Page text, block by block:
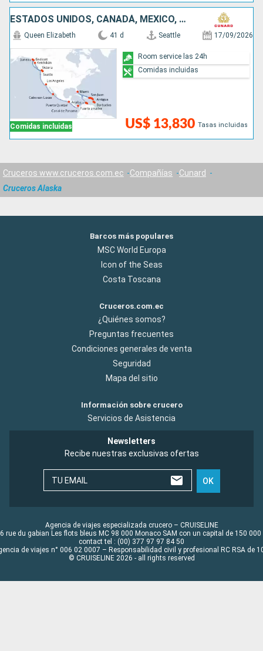
ESTADOS UNIDOS, CANADÁ, MÉXICO, GUATEMALA, PANAMÁ, ARUBA, PUERTO RICO, ANTIGUA Y BARBUDA, SANTA LUCIA, BARBADOS, SAN MARTÍN
Comidas incluidas
Queen Elizabeth 41 d Seattle 17/09/2026
US$ 13,830 Tasas incluidas
Room service las 24h
Comidas incluidas
Cruceros www.cruceros.com.ec Compañías
Cunard
Cruceros Alaska
Barcos más populares
MSC World Europa
Icon of the Seas
Costa Toscana
Cruceros.com.ec
¿Quiénes somos?
Preguntas frecuentes
Condiciones generales de venta
Seguridad
Mapa del sitio
Información sobre crucero
Servicios de Asistencia
Newsletters
Recibe nuestras exclusivas ofertas
TU EMAIL OK
Agencia de viajes especializada crucero – CRUISELINE
rue du gabian Les flots bleus MC 98 000 Monaco SAM con un capital de 150 000
contact tel : (00) 377 97 97 84 50
de viajes n° 006 02 0007 – Responsabilidad civil y profesional RC RSA de
© CRUISELINE 2026 - all rights reserved